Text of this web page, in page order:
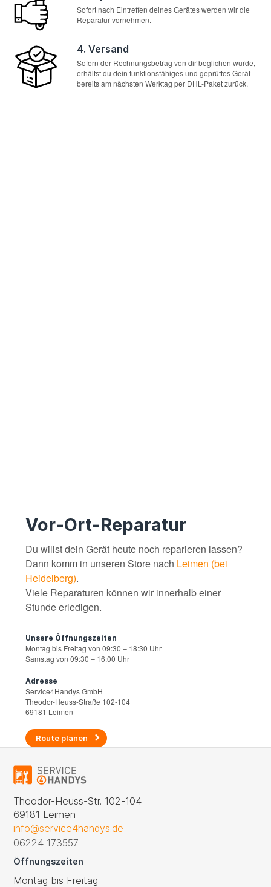
Sofort nach Eintreffen deines Gerätes werden wir die
Reparatur vornehmen.
4. Versand
Sofern der Rechnungsbetrag von dir beglichen wurde,
erhältst du dein funktionsfähiges und geprüftes Gerät
bereits am nächsten Werktag per DHL-Paket zurück.
Vor-Ort-Reparatur
Du willst dein Gerät heute noch reparieren lassen?
Dann komm in unseren Store nach Leimen (bei
Heidelberg).
Viele Reparaturen können wir innerhalb einer
Stunde erledigen.
Unsere Öffnungszeiten
Montag bis Freitag von 09:30 – 18:30 Uhr
Samstag von 09:30 – 16:00 Uhr
Adresse
Service4Handys GmbH
Theodor-Heuss-Straße 102-104
69181 Leimen
Route planen
Theodor-Heuss-Str. 102-104
69181 Leimen
info@service4handys.de
06224 173557
Öffnungszeiten
Montag bis Freitag